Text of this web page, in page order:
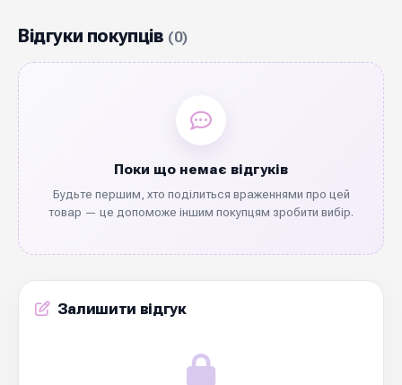
Відгуки покупців (0)
Поки що немає відгуків
Будьте першим, хто поділиться враженнями про цей
товар — це допоможе іншим покупцям зробити вибір.
Залишити відгук